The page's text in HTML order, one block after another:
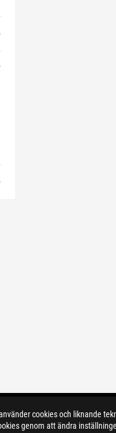
cookies och liknande
genom att ändra
DOMINUS